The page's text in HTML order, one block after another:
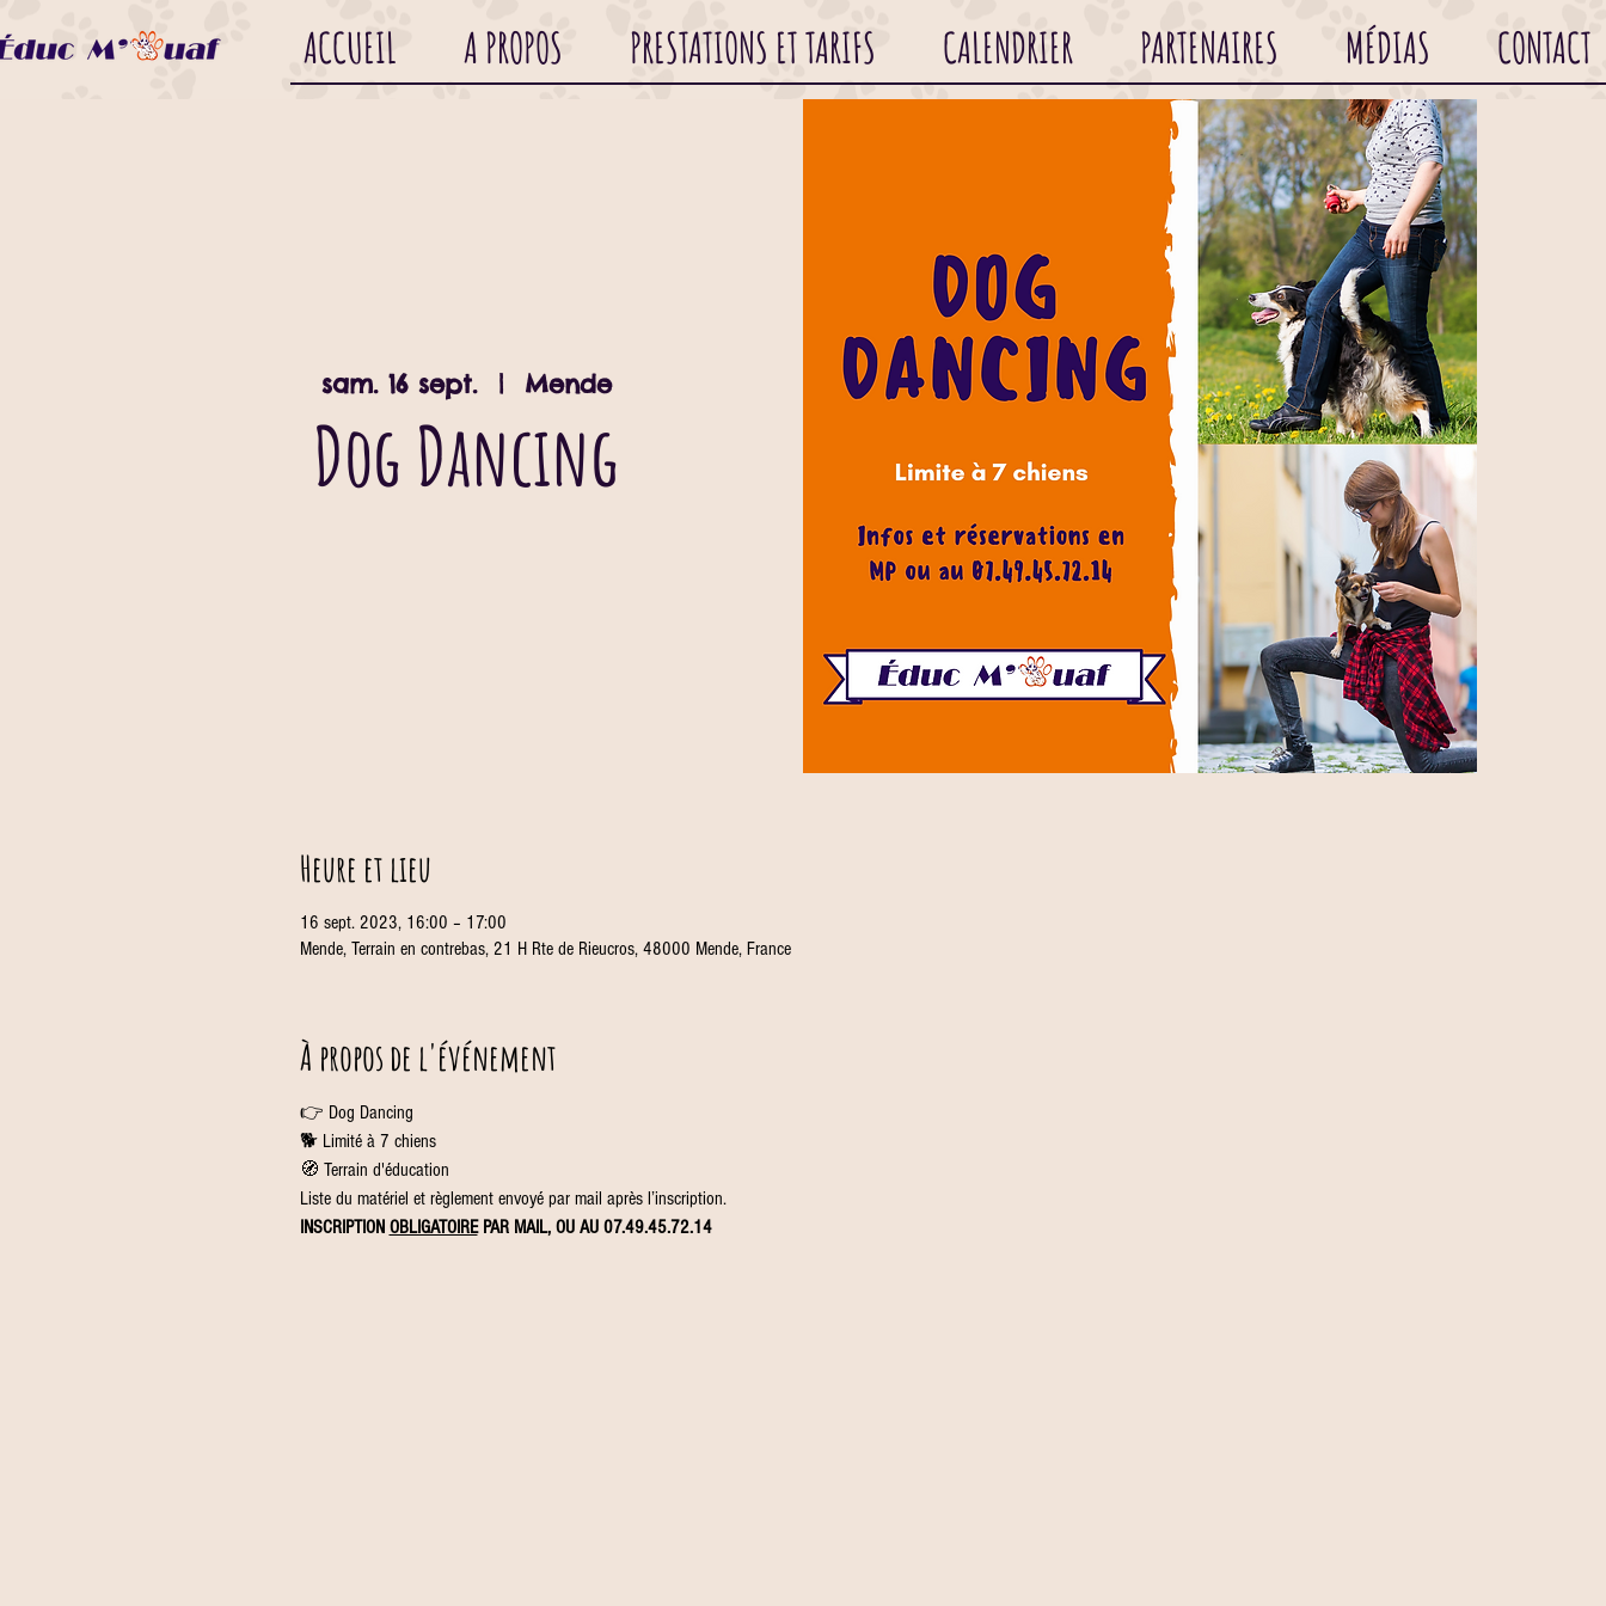
ACCUEIL A PROPOS PRESTATIONS ET TARIFS CALENDRIER PARTENAIRES MÉDIAS CONTACT
sam. 16 sept.
  |
Mende
Dog Dancing
Heure et lieu
16 sept. 2023, 16:00 – 17:00
Mende, Terrain en contrebas, 21 H Rte de Rieucros, 48000 Mende, France
À propos de l'événement
👉 Dog Dancing
🐕 Limité à 7 chiens
🧭 Terrain d'éducation
Liste du matériel et règlement envoyé par mail après l’inscription.
INSCRIPTION OBLIGATOIRE PAR MAIL, OU AU 07.49.45.72.14